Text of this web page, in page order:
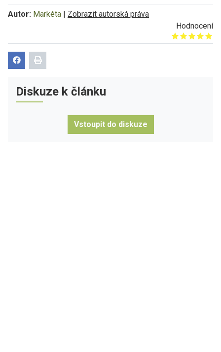
Autor: Markéta | Zobrazit autorská práva
Hodnocení
Give it 1/5
Give it 2/5
Give it 3/5
Give it 4/5
Give it 5/5
Diskuze k článku
Vstoupit do diskuze